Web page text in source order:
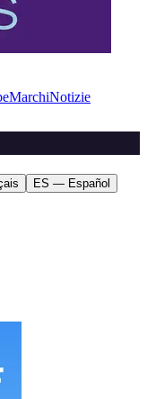
MarchiNotizie
ES — Español